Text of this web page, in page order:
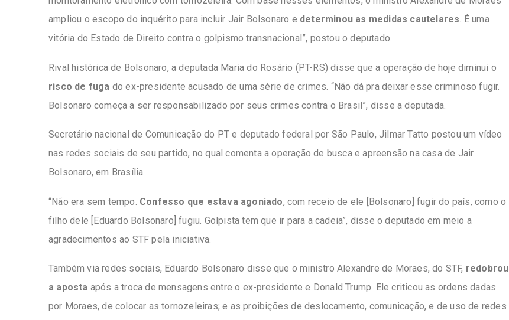
ampliou o escopo do inquérito para incluir Jair Bolsonaro e determinou as medidas cautelares. É uma
vitória do Estado de Direito contra o golpismo transnacional”, postou o deputado.
Rival histórica de Bolsonaro, a deputada Maria do Rosário (PT-RS) disse que a operação de hoje diminui o
risco de fuga do ex-presidente acusado de uma série de crimes. “Não dá pra deixar esse criminoso fugir.
Bolsonaro começa a ser responsabilizado por seus crimes contra o Brasil”, disse a deputada.
Secretário nacional de Comunicação do PT e deputado federal por São Paulo, Jilmar Tatto postou um vídeo
nas redes sociais de seu partido, no qual comenta a operação de busca e apreensão na casa de Jair
Bolsonaro, em Brasília.
“Não era sem tempo. Confesso que estava agoniado, com receio de ele [Bolsonaro] fugir do país, como o
filho dele [Eduardo Bolsonaro] fugiu. Golpista tem que ir para a cadeia”, disse o deputado em meio a
agradecimentos ao STF pela iniciativa.
Também via redes sociais, Eduardo Bolsonaro disse que o ministro Alexandre de Moraes, do STF, redobrou
a aposta após a troca de mensagens entre o ex-presidente e Donald Trump. Ele criticou as ordens dadas
por Moraes, de colocar as tornozeleiras; e as proibições de deslocamento, comunicação, e de uso de redes